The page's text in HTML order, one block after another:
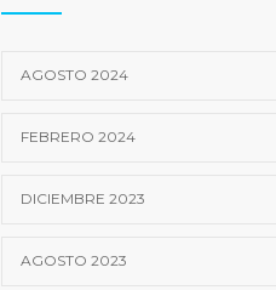
AGOSTO 2024
FEBRERO 2024
DICIEMBRE 2023
AGOSTO 2023